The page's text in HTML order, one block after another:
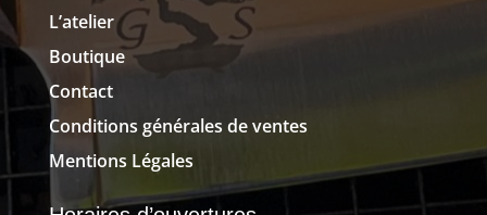
L’atelier
Boutique
Contact
Conditions générales de ventes
Mentions Légales